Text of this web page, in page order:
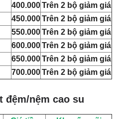
400.000Trên 2 bộ giảm giá
450.000Trên 2 bộ giảm giá
550.000Trên 2 bộ giảm giá
600.000Trên 2 bộ giảm giá
650.000Trên 2 bộ giảm giá
700.000Trên 2 bộ giảm giá
đệm/nệm cao su